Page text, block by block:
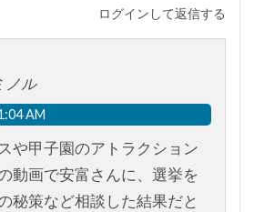
ログインして返信する
ノル
AM
や甲子園のアトラクション
動画で安富さんに、選挙を
秘策など相談した結果だと